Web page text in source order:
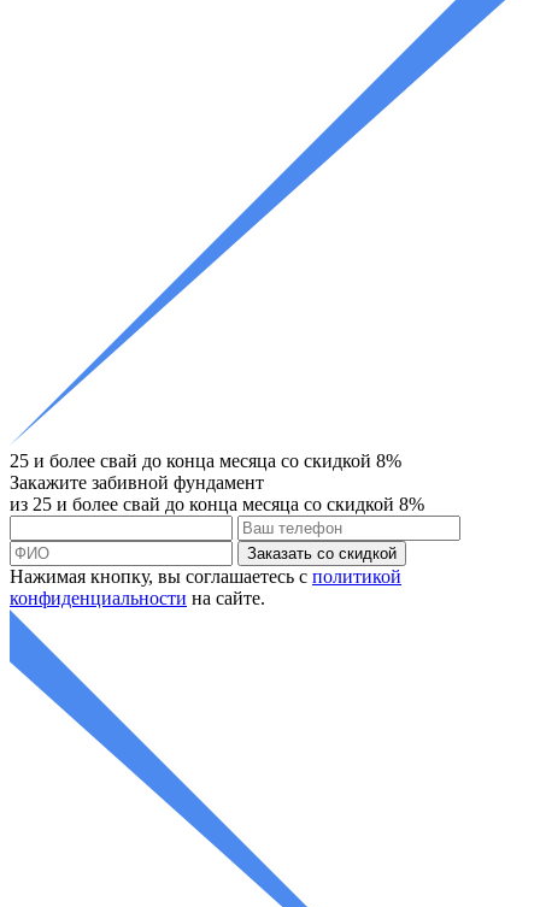
25 и более свай до конца месяца со скидкой 8%
Закажите забивной фундамент
из 25 и более свай до конца месяца со скидкой 8%
Нажимая кнопку, вы соглашаетесь с политикой
конфиденциальности на сайте.